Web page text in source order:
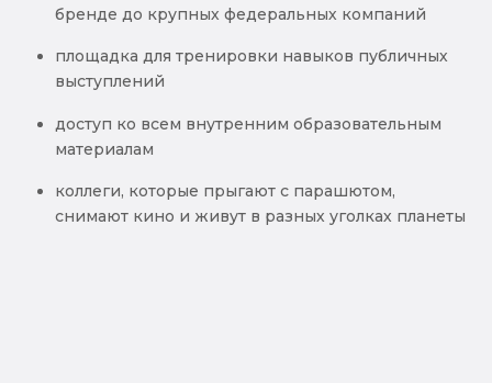
бренде до крупных федеральных компаний
площадка для тренировки навыков публичных
выступлений
доступ ко всем внутренним образовательным
материалам
коллеги, которые прыгают с парашютом,
снимают кино и живут в разных уголках планеты